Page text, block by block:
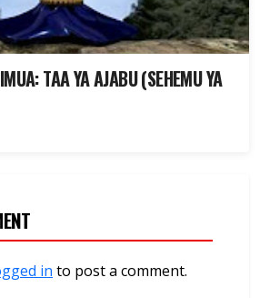
TAA YA AJABU (SEHEMU YA
in to post a comment.